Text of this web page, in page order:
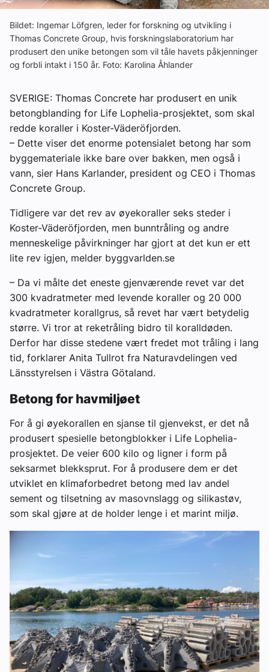
Bildet: Ingemar Löfgren, leder for forskning og utvikling i
Thomas Concrete Group, hvis forskningslaboratorium har
produsert den unike betongen som vil tåle havets påkjenninger
og forbli intakt i 150 år. Foto: Karolina Åhlander
SVERIGE: Thomas Concrete har produsert en unik
betongblanding for Life Lophelia-prosjektet, som skal
redde koraller i Koster-Väderöfjorden.
– Dette viser det enorme potensialet betong har som
byggemateriale ikke bare over bakken, men også i
vann, sier Hans Karlander, president og CEO i Thomas
Concrete Group.
Tidligere var det rev av øyekoraller seks steder i
Koster-Väderöfjorden, men bunntråling og andre
menneskelige påvirkninger har gjort at det kun er ett
lite rev igjen, melder byggvarlden.se
– Da vi målte det eneste gjenværende revet var det
300 kvadratmeter med levende koraller og 20 000
kvadratmeter korallgrus, så revet har vært betydelig
større. Vi tror at reketråling bidro til koralldøden.
Derfor har disse stedene vært fredet mot tråling i lang
tid, forklarer Anita Tullrot fra Naturavdelingen ved
Länsstyrelsen i Västra Götaland.
Betong for havmiljøet
For å gi øyekorallen en sjanse til gjenvekst, er det nå
produsert spesielle betongblokker i Life Lophelia-
prosjektet. De veier 600 kilo og ligner i form på
seksarmet blekksprut. For å produsere dem er det
utviklet en klimaforbedret betong med lav andel
sement og tilsetning av masovnslagg og silikastøv,
som skal gjøre at de holder lenge i et marint miljø.